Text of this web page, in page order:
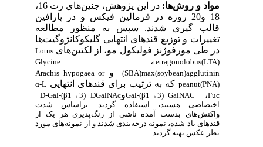
مواد و روش‌ها:
در این پژوهش، جنین‌های رت 16،
18 و20 روزه در فرمالین فیکس و در پارافین
قالب گیری شدند. سپس به منظور مطالعه
تغییرات و توزیع قندهای انتهایی گلیکوکانژوگیت‌ها
در طی مورفوژنز فولیکول مو، از لکتین‌هایLotus
tetragonolobus(LTA)،
Glycine
max(soybean)agglutinin
(SBA)وArachis hypogaea or
peanut(PNA)که به ترتیب برای قندهای انتهایی α-L
Fuc،Gal-(β1→3) GalNACوD-Gal-(β1→3) DGalNAc
اختصاصی هستند، استفاده گردید. براساس شدت
واکنش‌های بدست آمده ناشی از رنگ‌پذیری هر یک از
قندهای یاد شده، نمونه درجه‌بندی شدند و از نمونه‌های مورد
نظر عکس تهیه گردید.